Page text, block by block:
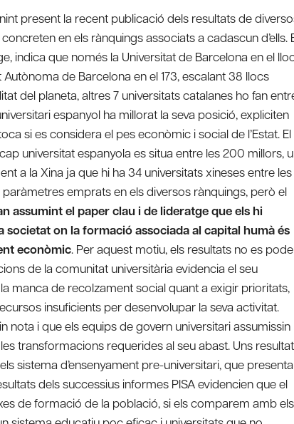
present la recent publicació dels resultats de
en els rànquings associats a cadascun d’ells.
indica que només la Universitat de Barcelona en el
de Barcelona en el 173, escalant 38 llocs
del planeta, altres 7 universitats catalanes ho fan
espanyol ha millorat la seva posició, expliciten
si es considera el pes econòmic i social de l’Estat. El
universitat espanyola es situa entre les 200 millors,
a la Xina ja que hi ha 34 universitats xineses entre les
emprats en els diversos rànquings, però el
assumint el paper clau i de lideratge que els hi
on la formació associada al capital humà és
econòmic. Per aquest motiu, els resultats no es
de la comunitat universitària evidencia el seu
manca de recolzament social quant a exigir prioritats,
insuficients per desenvolupar la seva activitat.
nota i que els equips de govern universitari assumissin
transformacions requerides al seu abast. Uns
sistema d’ensenyament pre-universitari, que presenta
dels successius informes PISA evidencien que el
de formació de la població, si els comparem amb els